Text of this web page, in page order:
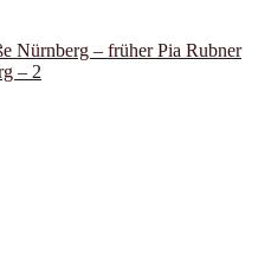
Nürnberg – früher Pia Rubner
– 2